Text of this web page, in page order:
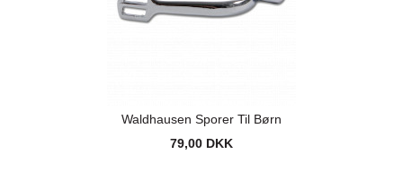
Waldhausen Sporer Til Børn
79,00 DKK